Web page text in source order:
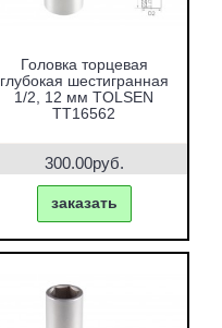
Головка торцевая
глубокая шестигранная
1/2, 12 мм TOLSEN
TT16562
300.00руб.
заказать